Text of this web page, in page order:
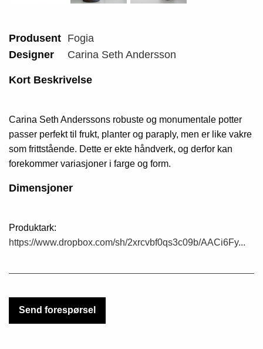
Produsent Fogia
Designer
Carina Seth Andersson
Kort Beskrivelse
Carina Seth Anderssons robuste og monumentale potter
passer perfekt til frukt, planter og paraply, men er like vakre
som frittstående. Dette er ekte håndverk, og derfor kan
forekommer variasjoner i farge og form.
Dimensjoner
Produktark:
https://www.dropbox.com/sh/2xrcvbf0qs3c09b/AACi6Fy...
Send forespørsel